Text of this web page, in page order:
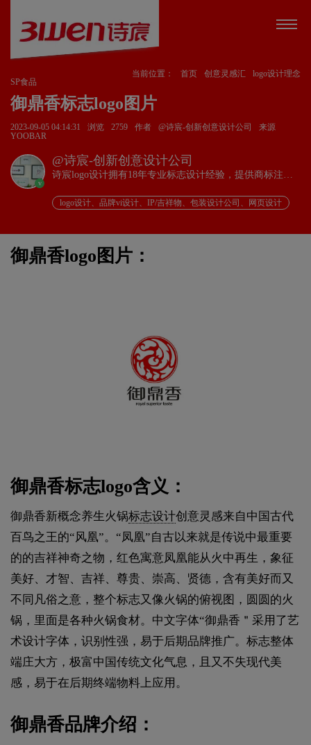
当前位置： 首页 创意灵感汇
logo设计理念
SP食品
御鼎香标志logo图片
2023-09-05 04:14:31 浏览 2759 作者 @诗宸-创新创意设计公司
来源
YOOBAR
v
@诗宸-创新创意设计公司
诗宸logo设计拥有18年专业标志设计经验，提供商标注册
logo设计、品牌vi设计、IP/吉祥物、包装设计公司、网页设计
御鼎香logo图片：
御鼎香标志logo含义：
御鼎香新概念养生火锅标志设计创意灵感来自中国古代
百鸟之王的“风凰”。“凤凰”自古以来就是传说中最重要
的的吉祥神奇之物，红色寓意凤凰能从火中再生，象征
美好、才智、吉祥、尊贵、崇高、贤德，含有美好而又
不同凡俗之意，整个标志又像火锅的俯视图，圆圆的火
锅，里面是各种火锅食材。中文字体“御鼎香＂采用了艺
术设计字体，识别性强，易于后期品牌推广。标志整体
端庄大方，极富中国传统文化气息，且又不失现代美
感，易于在后期终端物料上应用。
御鼎香品牌介绍：